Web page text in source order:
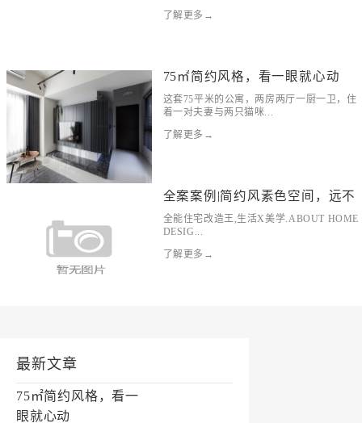
了解更多→
75㎡简约风格，看一眼就心动
这套75平米的公寓，两房两厅一厨一卫，住
着一对夫妻与两只猫咪...
了解更多→
全案案例|简约风素色空间，远不
全能住宅改造王,生活X美学.ABOUT HOME
DESIG...
了解更多→
最新文章
75㎡简约风格，看一
眼就心动